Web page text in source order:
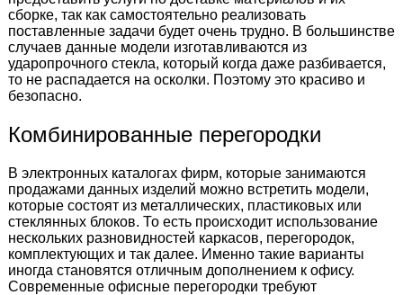
сборке, так как самостоятельно реализовать
поставленные задачи будет очень трудно. В большинстве
случаев данные модели изготавливаются из
ударопрочного стекла, который когда даже разбивается,
то не распадается на осколки. Поэтому это красиво и
безопасно.
Комбинированные перегородки
В электронных каталогах фирм, которые занимаются
продажами данных изделий можно встретить модели,
которые состоят из металлических, пластиковых или
стеклянных блоков. То есть происходит использование
нескольких разновидностей каркасов, перегородок,
комплектующих и так далее. Именно такие варианты
иногда становятся отличным дополнением к офису.
Современные офисные перегородки требуют